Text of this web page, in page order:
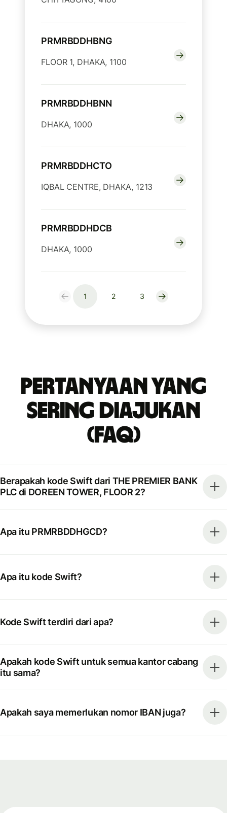
PRMRBDDHBNG
FLOOR 1, DHAKA, 1100
PRMRBDDHBNN
DHAKA, 1000
PRMRBDDHCTO
IQBAL CENTRE, DHAKA, 1213
PRMRBDDHDCB
DHAKA, 1000
1 2 3
Pertanyaan yang
Sering Diajukan
(FAQ)
Berapakah kode Swift dari THE PREMIER BANK
PLC di DOREEN TOWER, FLOOR 2?
Apa itu PRMRBDDHGCD?
Apa itu kode Swift?
Kode Swift terdiri dari apa?
Apakah kode Swift untuk semua kantor cabang
itu sama?
Apakah saya memerlukan nomor IBAN juga?